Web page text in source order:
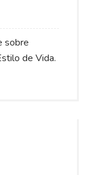
sobre
de Vida.